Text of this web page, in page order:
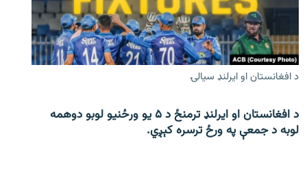
د افغانستان او ایرلنډ سیالۍ
د افغانستان او ایرلنډ ترمنځ د ۵ یو ورځنیو لوبو دوهمه
لوبه د جمعې په ورځ ترسره کېږي.